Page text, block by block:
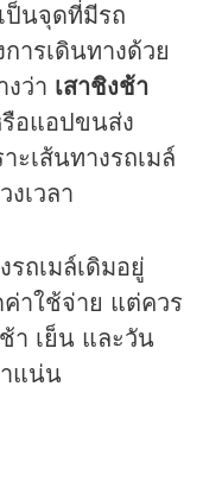
ป็นจุดที่มีรถ
ารเดินทางด้วย
ว่า เสาชิงช้า
อแอปขนส่ง
ะเส้นทางรถเมล์
เวลา
ถเมล์เดิมอยู่
าใช้จ่าย แต่ควร
า เย็น และวัน
แน่น